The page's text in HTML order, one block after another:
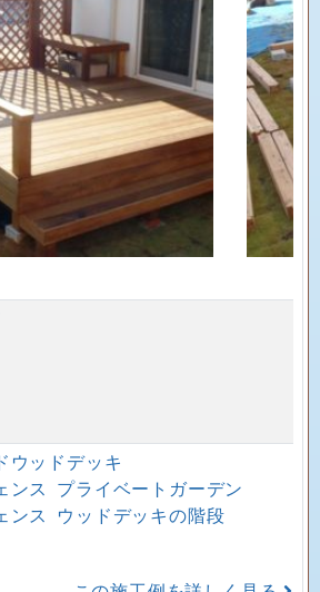
ウッドデッキ
ンス プライベートガーデン
ンス ウッドデッキの階段